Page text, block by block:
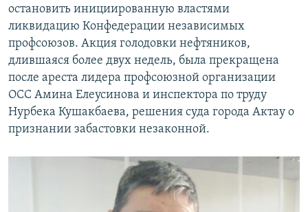
остановить инициированную властями
ликвидацию Конфедерации независимых
профсоюзов. Акция голодовки нефтяников,
длившаяся более двух недель, была прекращена
после ареста лидера профсоюзной организации
ОСС Амина Елеусинова и инспектора по труду
Нурбека Кушакбаева, решения суда города Актау о
признании забастовки незаконной.